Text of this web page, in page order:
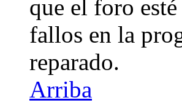
que el foro
fallos en la
reparado.
Arriba